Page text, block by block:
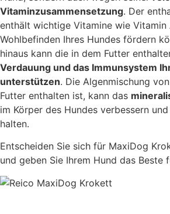
Vitaminzusammensetzung. Der
enthält wichtige Vitamine wie Vitamin
Wohlbefinden Ihres Hundes fördern
hinaus kann die in dem Futter
Verdauung und das Immunsystem
unterstützen. Die Algenmischung
Futter enthalten ist, kann das
im Körper des Hundes verbessern
halten.
Entscheiden Sie sich für MaxiDog
und geben Sie Ihrem Hund das Beste